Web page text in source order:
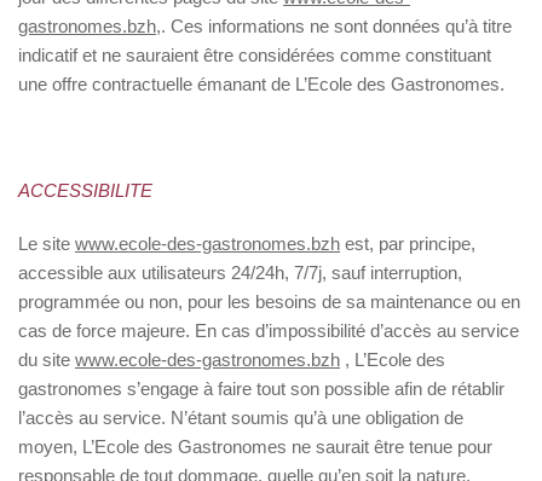
gastronomes.bzh,. Ces informations ne sont données qu’à titre
indicatif et ne sauraient être considérées comme constituant
une offre contractuelle émanant de L’Ecole des Gastronomes.
ACCESSIBILITE
Le site www.ecole-des-gastronomes.bzh est, par principe,
accessible aux utilisateurs 24/24h, 7/7j, sauf interruption,
programmée ou non, pour les besoins de sa maintenance ou en
cas de force majeure. En cas d’impossibilité d’accès au service
du site www.ecole-des-gastronomes.bzh , L’Ecole des
gastronomes s’engage à faire tout son possible afin de rétablir
l’accès au service. N’étant soumis qu’à une obligation de
moyen, L’Ecole des Gastronomes ne saurait être tenue pour
responsable de tout dommage, quelle qu’en soit la nature,